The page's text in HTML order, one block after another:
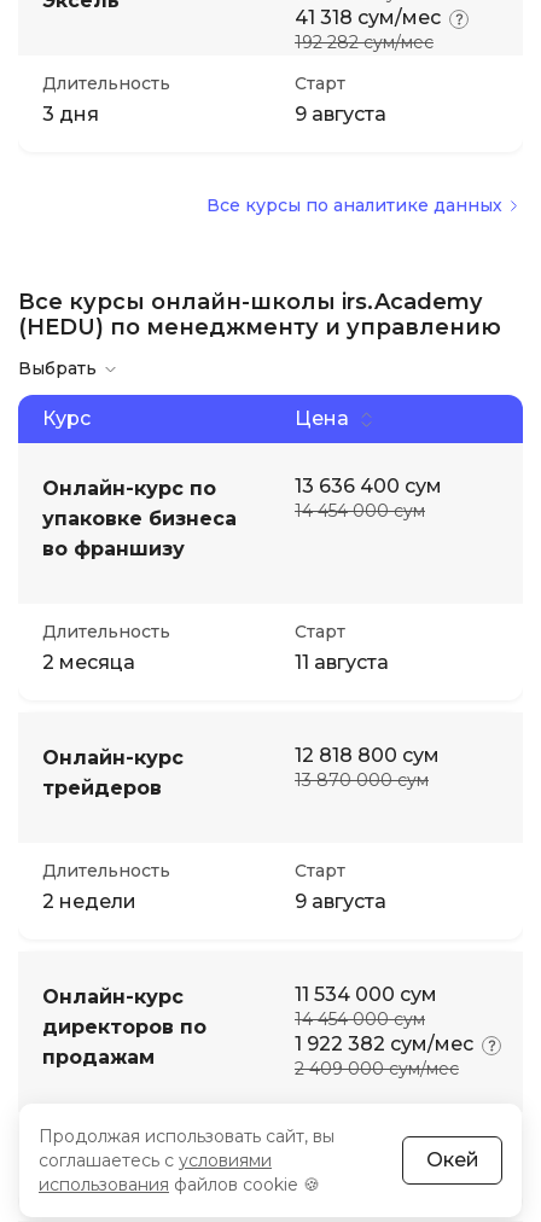
41 318 сум/мес
192 282 сум/мес
Длительность
3 дня
Старт
9 августа
Все курсы по аналитике данных
Все курсы онлайн-школы irs.Academy
(HEDU) по менеджменту и управлению
Выбрать
Курс Цена
Онлайн-курс по
упаковке бизнеса
во франшизу
13 636 400 сум
14 454 000 сум
Длительность
2 месяца
Старт
11 августа
Онлайн-курс
трейдеров
12 818 800 сум
13 870 000 сум
Длительность
2 недели
Старт
9 августа
Онлайн-курс
директоров по
продажам
11 534 000 сум
14 454 000 сум
1 922 382 сум/мес
2 409 000 сум/мес
Длительность
1 неделя
Старт
Продолжая использовать сайт, вы
соглашаетесь с условиями
использования файлов cookie 🍪
Окей